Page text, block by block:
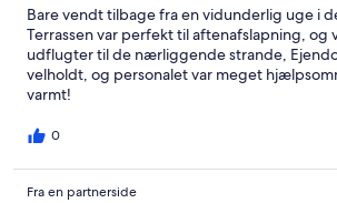
Bare vendt tilbage fra en vidunderlig uge i
Terrassen var perfekt til aftenafslapning, og
udflugter til de nærliggende strande,
velholdt, og personalet var meget
varmt!
0
Fra en partnerside